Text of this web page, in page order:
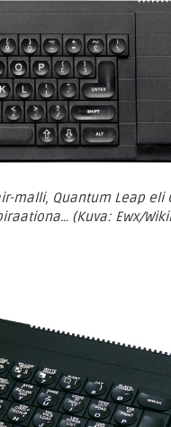
malli, Quantum Leap eli
(Kuva: Ewx/